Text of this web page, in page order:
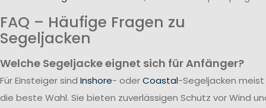
FAQ – Häufige Fragen zu
Segeljacken
Welche Segeljacke eignet sich für Anfänger?
Für Einsteiger sind Inshore- oderCoastal-Segeljacken meist
die beste Wahl. Sie bieten zuverlässigen Schutz vor Wind